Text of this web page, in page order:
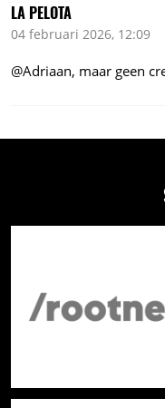
LA PELOTA
04 februari 2026, 12:09
@Adriaan, maar geen